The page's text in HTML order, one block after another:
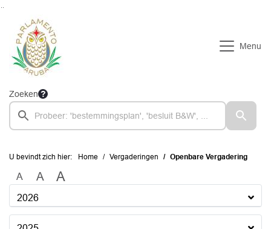
Menu
Zoeken
U bevindt zich hier: Home Vergaderingen Openbare Vergadering
A A A
2026